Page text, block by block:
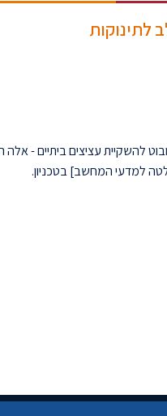
לתינוקות
להשקיית עציצים ביתיים - אלה
למדעי המחשב] בטכניון.